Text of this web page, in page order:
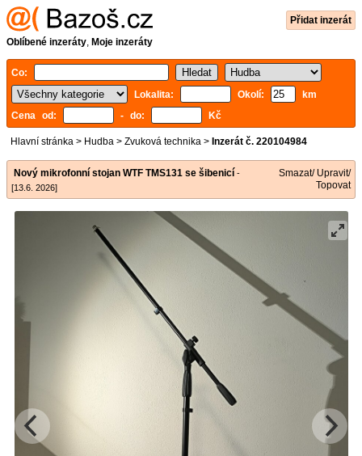
Přidat inzerát
Oblíbené inzeráty, Moje inzeráty
Co:
Lokalita:
Okolí:
km
Cena od:
- do: Kč
Hlavní stránka > Hudba > Zvuková technika > Inzerát č. 220104984
Nový mikrofonní stojan WTF TMS131 se šibenicí -
[13.6. 2026]
Smazat/ Upravit/
Topovat